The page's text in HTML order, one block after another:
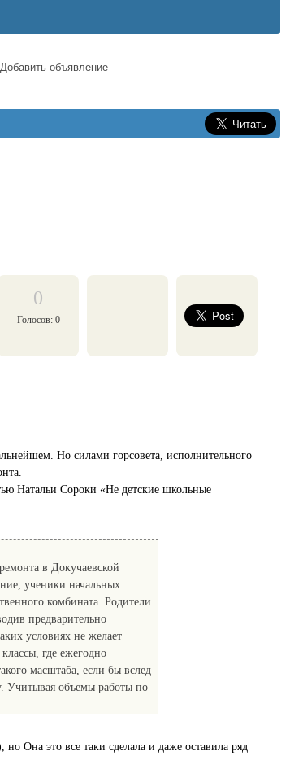
Добавить объявление
0
Голосов: 0
Но силами горсовета, исполнительного
Натальи Сороки «Не детские школьные
в Докучаевской
ученики начальных
комбината. Родители
предварительно
условиях не желает
где ежегодно
масштаба, если бы вслед
Учитывая объемы работы по
Она это все таки сделала и даже оставила ряд